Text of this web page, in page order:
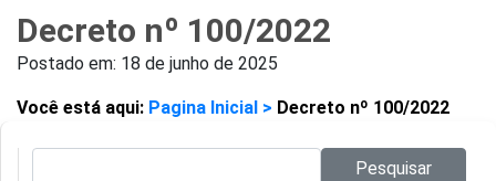
Decreto nº 100/2022
Postado em: 18 de junho de 2025
Você está aqui: Pagina Inicial > Decreto nº 100/2022
Pesquisar